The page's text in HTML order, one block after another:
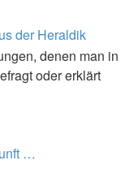
der Heraldik
denen man in
oder erklärt
…